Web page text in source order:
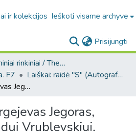
ir kolekcijos Ieškoti visame archyve
Prisijungti
5.4. Teminiai rinkiniai / Thematic collections
F7
Laiškai: raidė "S" (Autografų kolekcija. F7)
[Laiškas] / Sergejevas Jegoras, valstietis - Tadui Vrublevskiui.
Jegoras,
Vrublevskiui.